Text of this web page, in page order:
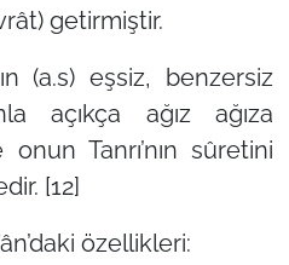
getirmiştir.
(a.s) eşsiz, benzersiz
açıkça ağız ağıza
Tanrı’nın sûretini
[12]
özellikleri: